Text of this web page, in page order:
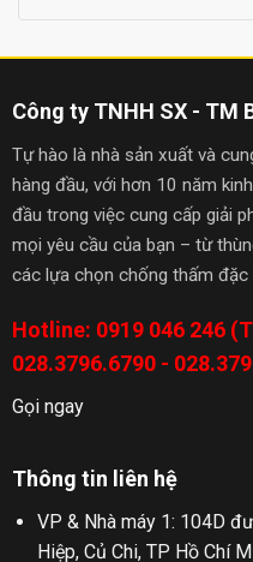
Công ty TNHH SX - TM
Tự hào là nhà sản xuất và
hàng đầu, với hơn 10 năm
đầu trong việc cung cấp giải
mọi yêu cầu của bạn – từ
các lựa chọn chống thấm đặc
Hotline: 0919 046 246
028.3796.6790 -
Gọi ngay
Thông tin liên hệ
VP & Nhà máy 1: 104D
Hiệp, Củ Chi, TP Hồ Chí